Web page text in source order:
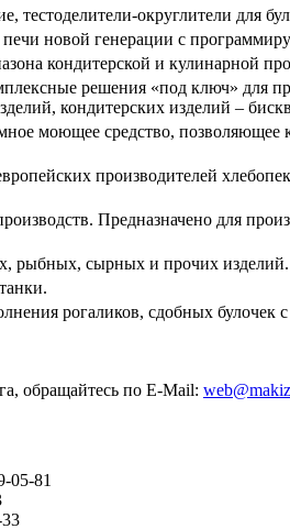
тестоделители-округлители для
новой генерации с
кондитерской и кулинарной
решения «под ключ» для
кондитерских изделий –
моющее средство,
производителей
Предназначено для
рыбных, сырных и прочих изделий.
рогаликов, сдобных булочек
обращайтесь по E-Mail:
05-81